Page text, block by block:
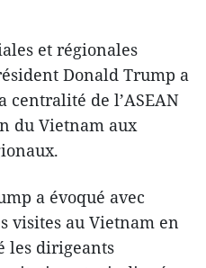
et régionales
Donald Trump a
centralité de l’ASEAN
du Vietnam aux
a évoqué avec
visites au Vietnam en
les dirigeants